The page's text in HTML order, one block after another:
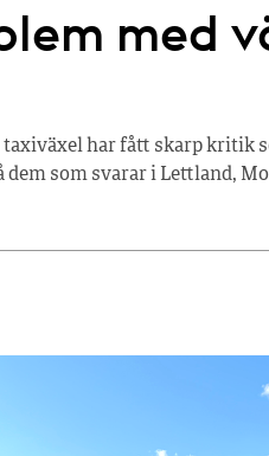
med
taxiväxel har fått skarp kritik
som svarar i Lettland,